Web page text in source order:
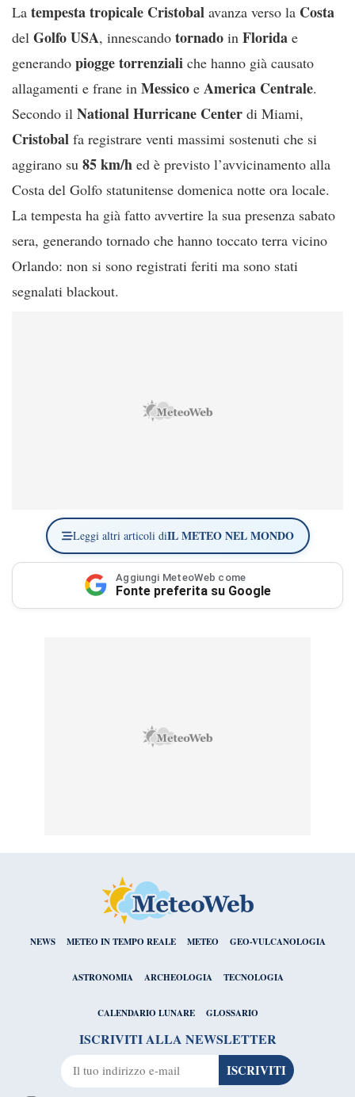
La tempesta tropicale Cristobal avanza verso la Costa
del GolfoUSA, innescando tornado in Florida e
generando piogge torrenziali che hanno già causato
allagamenti e frane in Messico e America Centrale.
Secondo il National Hurricane Center di Miami,
Cristobal fa registrare venti massimi sostenuti che si
aggirano su 85 km/h ed è previsto l’avvicinamento alla
Costa del Golfo statunitense domenica notte ora locale.
La tempesta ha già fatto avvertire la sua presenza sabato
sera, generando tornado che hanno toccato terra vicino
Orlando: non si sono registrati feriti ma sono stati
segnalati blackout.
Leggi altri articoli diIL METEO NEL MONDO
Aggiungi MeteoWeb come
Fonte preferita su Google
NEWS METEO IN TEMPO REALE METEO GEO-VULCANOLOGIA
ASTRONOMIA ARCHEOLOGIA TECNOLOGIA
CALENDARIO LUNARE GLOSSARIO
ISCRIVITI ALLA NEWSLETTER